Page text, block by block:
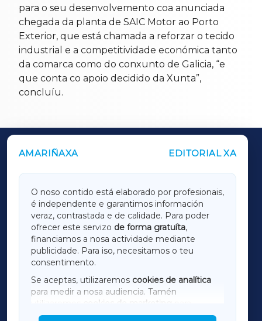
para o seu desenvolvemento coa anunciada
chegada da planta de SAIC Motor ao Porto
Exterior, que está chamada a reforzar o tecido
industrial e a competitividade económica tanto
da comarca como do conxunto de Galicia, “e
que conta co apoio decidido da Xunta”,
concluíu.
AMARIÑAXA EDITORIAL XA
O noso contido está elaborado por profesionais,
é independente e garantimos información
veraz, contrastada e de calidade. Para poder
ofrecer este servizo de forma gratuíta,
financiamos a nosa actividade mediante
publicidade. Para iso, necesitamos o teu
consentimento.
Se aceptas, utilizaremos cookies de analítica
para medir a nosa audiencia. Tamén
utilizaremos
cookies de marketing
mostrar publicidade de terceiros.
OUTROS PERIÓDICOS
LUGOXA
TERRACHAXA
AMARIÑAXA